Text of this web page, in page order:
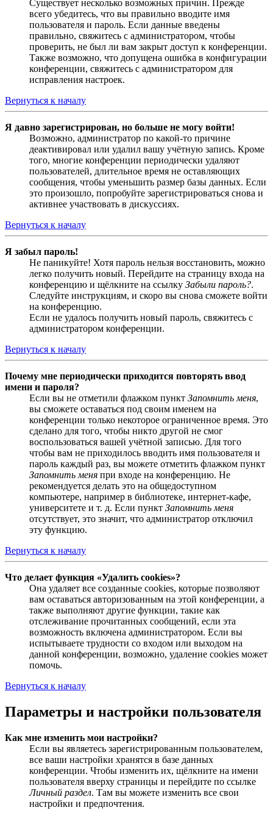
Существует несколько возможных причин. Прежде
всего убедитесь, что вы правильно вводите имя
пользователя и пароль. Если данные введены
правильно, свяжитесь с администратором, чтобы
проверить, не был ли вам закрыт доступ к конференции.
Также возможно, что допущена ошибка в конфигурации
конференции, свяжитесь с администратором для
исправления настроек.
Вернуться к началу
Я давно зарегистрирован, но больше не могу войти!
Возможно, администратор по какой-то причине
деактивировал или удалил вашу учётную запись. Кроме
того, многие конференции периодически удаляют
пользователей, длительное время не оставляющих
сообщения, чтобы уменьшить размер базы данных. Если
это произошло, попробуйте зарегистрироваться снова и
активнее участвовать в дискуссиях.
Вернуться к началу
Я забыл пароль!
Не паникуйте! Хотя пароль нельзя восстановить, можно
легко получить новый. Перейдите на страницу входа на
конференцию и щёлкните на ссылку Забыли пароль?.
Следуйте инструкциям, и скоро вы снова сможете войти
на конференцию.
Если не удалось получить новый пароль, свяжитесь с
администратором конференции.
Вернуться к началу
Почему мне периодически приходится повторять ввод
имени и пароля?
Если вы не отметили флажком пункт Запомнить меня,
вы сможете оставаться под своим именем на
конференции только некоторое ограниченное время. Это
сделано для того, чтобы никто другой не смог
воспользоваться вашей учётной записью. Для того
чтобы вам не приходилось вводить имя пользователя и
пароль каждый раз, вы можете отметить флажком пункт
Запомнить меня при входе на конференцию. Не
рекомендуется делать это на общедоступном
компьютере, например в библиотеке, интернет-кафе,
университете и т. д. Если пункт Запомнить меня
отсутствует, это значит, что администратор отключил
эту функцию.
Вернуться к началу
Что делает функция «Удалить cookies»?
Она удаляет все созданные cookies, которые позволяют
вам оставаться авторизованным на этой конференции, а
также выполняют другие функции, такие как
отслеживание прочитанных сообщений, если эта
возможность включена администратором. Если вы
испытываете трудности со входом или выходом на
данной конференции, возможно, удаление cookies может
помочь.
Вернуться к началу
Параметры и настройки пользователя
Как мне изменить мои настройки?
Если вы являетесь зарегистрированным пользователем,
все ваши настройки хранятся в базе данных
конференции. Чтобы изменить их, щёлкните на имени
пользователя вверху страницы и перейдите по ссылке
Личный раздел. Там вы можете изменить все свои
настройки и предпочтения.